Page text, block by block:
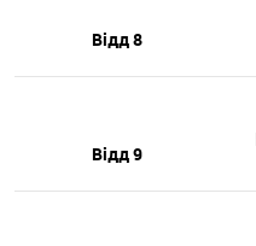
Відд 8
Відд 9